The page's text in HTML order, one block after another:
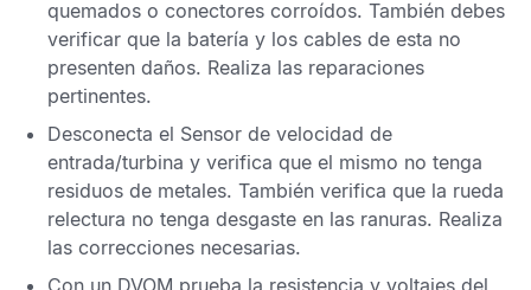
quemados o conectores corroídos. También debes
verificar que la batería y los cables de esta no
presenten daños. Realiza las reparaciones
pertinentes.
Desconecta el Sensor de velocidad de
entrada/turbina y verifica que el mismo no tenga
residuos de metales. También verifica que la rueda
relectura no tenga desgaste en las ranuras. Realiza
las correcciones necesarias.
Con un DVOM prueba la resistencia y voltajes del